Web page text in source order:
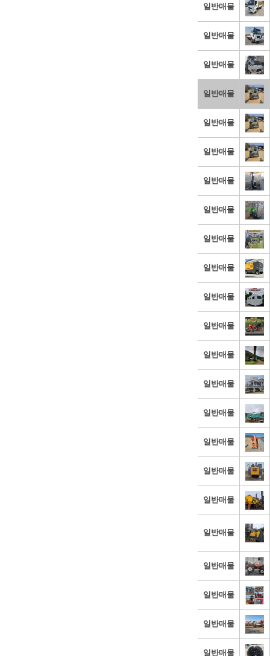
일반매물
일반매물
일반매물
일반매물
일반매물
일반매물
일반매물
일반매물
일반매물
일반매물
일반매물
일반매물
일반매물
일반매물
일반매물
일반매물
일반매물
일반매물
일반매물
일반매물
일반매물
일반매물
일반매물